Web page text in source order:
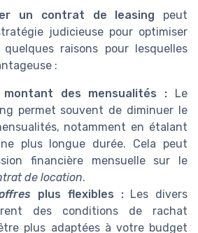
un contrat de leasing peut
judicieuse pour optimiser
raisons pour lesquelles
:
montant des mensualités : Le
permet souvent de diminuer le
notamment en étalant
plus longue durée. Cela peut
financière mensuelle sur le
de location.
plus flexibles :Les divers
des conditions de rachat
plus adaptées à votre budget